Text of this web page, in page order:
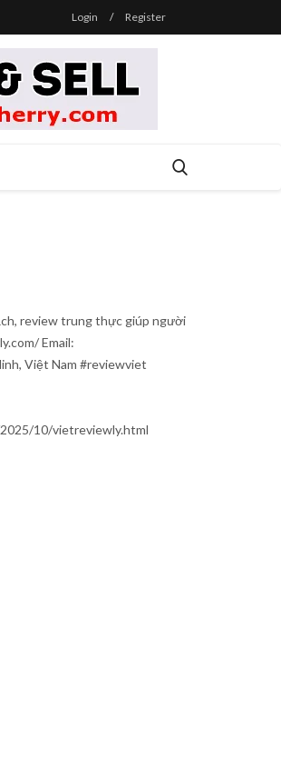
Login / Register
review trung thực giúp người
Email:
Việt Nam #reviewviet
10/vietreviewly.html